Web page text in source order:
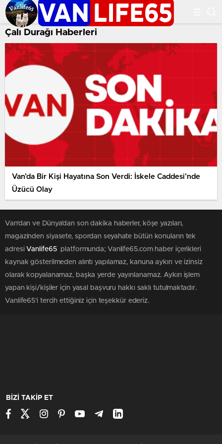
Çalı Durağı Haberleri
Van’da Bir Kişi Hayatına Son Verdi: İskele Caddesi’nde
Üzücü Olay
Van'dan ve Dünya’dan son dakika haberler, köşe yazıları,
magazinden siyasete, spordan seyahate bütün konuların tek
adresi Vanlife65 platformunda; Vanlife65.com haber içerikleri
kaynak gösterilmeden alıntı yapılamaz, kanuna aykırı ve izinsiz
olarak kopyalanamaz, başka yerde yayınlanamaz. Aykırı işlem
yapan kişi/kişiler için yasal başvuru hakkı saklı tutulmaktadır.
Vanlife65'i tercih ettiğiniz için teşekkür ederiz.
BİZİ TAKİP ET